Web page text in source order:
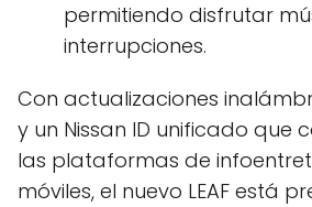
permitiendo disfrutar
interrupciones.
Con actualizaciones
y un Nissan ID unificado que
las plataformas de
móviles, el nuevo LEAF está